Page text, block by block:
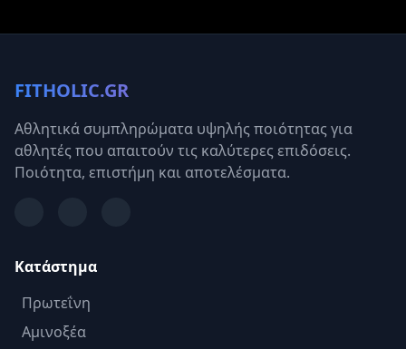
FITHOLIC.GR
Αθλητικά συμπληρώματα υψηλής ποιότητας για
αθλητές που απαιτούν τις καλύτερες επιδόσεις.
Ποιότητα, επιστήμη και αποτελέσματα.
Κατάστημα
Πρωτεΐνη
Αμινοξέα